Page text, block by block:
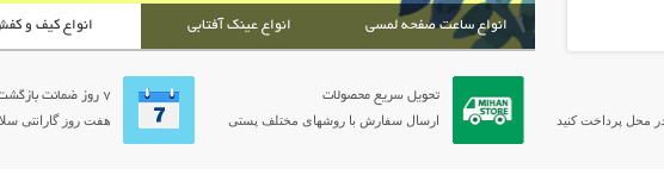
انواع ساعت صفحه لمسی انواع عینک آفتابی انواع کیف و
محل پرداخت کنید
تحویل سریع محصولات
ارسال سفارش با روشهای مختلف پستی
7 روز ضمانت بازگشت
هفت روز گارانتی